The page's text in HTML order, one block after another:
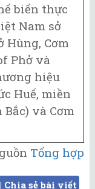
biến thực
Nam sở
Hùng, Cơm
Phở và
hiệu
Huế, miền
và Cơm
Tổng hợp
Chia sẻ bài viết